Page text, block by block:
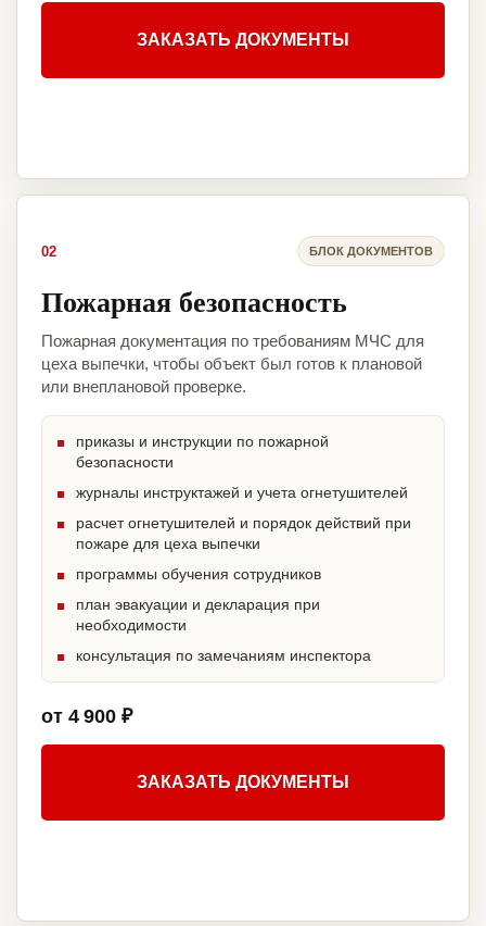
ЗАКАЗАТЬ ДОКУМЕНТЫ
02 БЛОК ДОКУМЕНТОВ
Пожарная безопасность
Пожарная документация по требованиям МЧС для
цеха выпечки, чтобы объект был готов к плановой
или внеплановой проверке.
приказы и инструкции по пожарной
безопасности
журналы инструктажей и учета огнетушителей
расчет огнетушителей и порядок действий при
пожаре для цеха выпечки
программы обучения сотрудников
план эвакуации и декларация при
необходимости
консультация по замечаниям инспектора
от 4 900 ₽
ЗАКАЗАТЬ ДОКУМЕНТЫ